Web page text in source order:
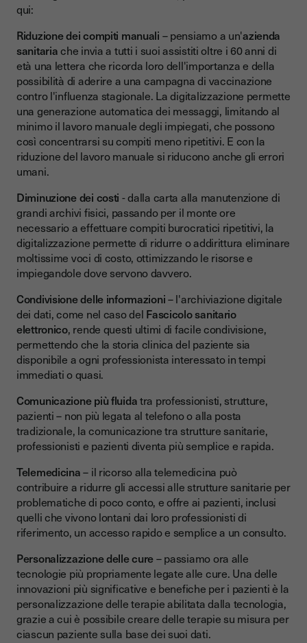
qui:
Riduzione dei compiti manuali – pensiamo a un'azienda
sanitariache invia a tutti i suoi assistiti oltre i 60 anni di
età una lettera che ricorda loro dell'importanza e della
possibilità di aderire a una campagna di vaccinazione
contro l'influenza stagionale. La digitalizzazione permette
una generazione automatica dei messaggi, limitando al
minimo il lavoro manuale degli impiegati, che possono
così concentrarsi su compiti meno ripetitivi. E con la
riduzione del lavoro manuale si riducono anche gli errori
umani.
Diminuzione dei costi - dalla carta alla manutenzione di
grandi archivi fisici, passando per il monte ore
necessario a effettuare compiti burocratici ripetitivi, la
digitalizzazione permette di ridurre o addirittura eliminare
moltissime voci di costo, ottimizzando le risorse e
impiegandole dove servono davvero.
Condivisione delle informazioni– l'archiviazione digitale
dei dati, come nel caso del Fascicolo sanitario
elettronico, rende questi ultimi di facile condivisione,
permettendo che la storia clinica del paziente sia
disponibile a ogni professionista interessato in tempi
immediati o quasi.
Comunicazione più fluidatra professionisti, strutture,
pazienti – non più legata al telefono o alla posta
tradizionale, la comunicazione tra strutture sanitarie,
professionisti e pazienti diventa più semplice e rapida.
Telemedicina– il ricorso alla telemedicina può
contribuire a ridurre gli accessi alle strutture sanitarie per
problematiche di poco conto, e offre ai pazienti, inclusi
quelli che vivono lontani dai loro professionisti di
riferimento, un accesso rapido e semplice a un consulto.
Personalizzazione delle cure– passiamo ora alle
tecnologie più propriamente legate alle cure. Una delle
innovazioni più significative e benefiche per i pazienti è la
personalizzazione delle terapie abilitata dalla tecnologia,
grazie a cui è possibile creare delle terapie su misura per
ciascun paziente sulla base dei suoi dati.